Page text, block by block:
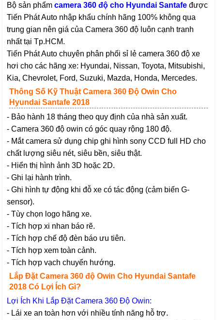
Bộ sản phẩmcamera 360 độ cho Hyundai Santafe được
Tiến Phát Auto nhập khẩu chính hãng 100% không qua
trung gian nên giá của Camera 360 độ luôn cạnh tranh
nhất tại Tp.HCM.
Tiến Phát Auto chuyên phân phối sỉ lẻ camera 360 độ xe
hơi cho các hãng xe: Hyundai, Nissan, Toyota, Mitsubishi,
Kia, Chevrolet, Ford, Suzuki, Mazda, Honda, Mercedes.
Thông Số Kỹ Thuật Camera 360 Độ Owin Cho
Hyundai Santafe 2018
- Bảo hành 18 tháng theo quy định của nhà sản xuất.
- Camera 360 độ owin có góc quay rộng 180 độ.
- Mắt camera sử dụng chip ghi hình sony CCD full HD cho
chất lượng siêu nét, siêu bền, siêu thật.
- Hiển thị hình ảnh 3D hoặc 2D.
- Ghi lại hành trình.
- Ghi hình tự động khi đỗ xe có tác động (cảm biến G-
sensor).
- Tùy chọn logo hãng xe.
- Tích hợp xi nhan báo rẽ.
- Tích hợp chế độ đèn báo ưu tiên.
- Tích hợp xem toàn cảnh.
- Tích hợp vạch chuyển hướng.
Lắp Đặt Camera 360 độ Owin Cho Hyundai Santafe
2018 Có Lợi Ích Gì?
Lợi Ích Khi Lắp Đặt Camera 360 Độ Owin:
- Lái xe an toàn hơn với nhiều tính năng hỗ trợ.